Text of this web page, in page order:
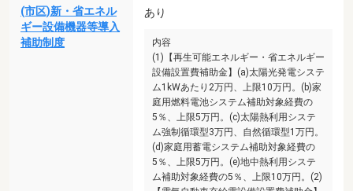
(市区)新・省エネル
ギー設備機器等導入
補助制度
あり
内容
(1)【再生可能エネルギー・省エネルギー
設備設置費補助金】(a)太陽光発電システ
ム1kWあたり2万円、上限10万円。(b)家
庭用燃料電池システム補助対象経費の
5％、上限5万円。(c)太陽熱利用システ
ム強制循環型3万円、自然循環型1万円。
(d)家庭用蓄電システム補助対象経費の
5％、上限5万円。(e)地中熱利用システ
ム補助対象経費の5％、上限10万円。(2)